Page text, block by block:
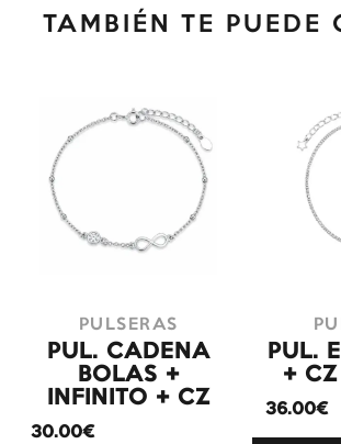
TAMBIÉN TE PUEDE
PULSERAS
PUL. CADENA
BOLAS +
INFINITO + CZ
30.00€
PUL.
+ CZ
36.00€